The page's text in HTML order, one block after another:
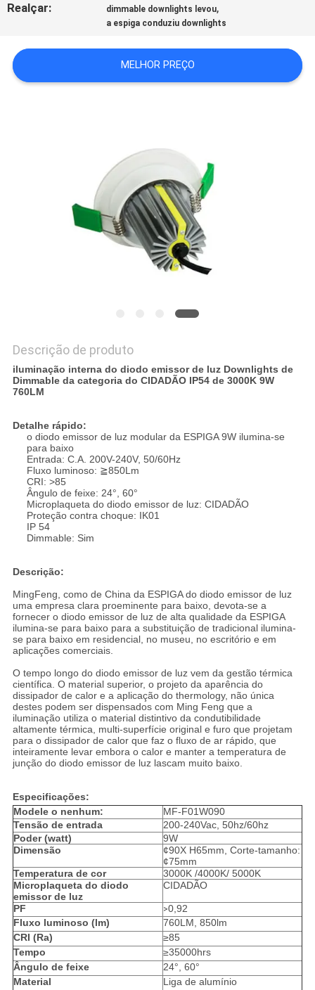
DO
SITE
Realçar: dimmable downlights levou,
a espiga conduziu downlights
MELHOR PREÇO
Descrição de produto
iluminação interna do diodo emissor de luz Downlights de
Dimmable da categoria do CIDADÃO IP54 de 3000K 9W
760LM
Detalhe rápido:
o diodo emissor de luz modular da ESPIGA 9W ilumina-se
para baixo
Entrada: C.A. 200V-240V, 50/60Hz
Fluxo luminoso: ≧850Lm
CRI: >85
Ângulo de feixe: 24°, 60°
Microplaqueta do diodo emissor de luz: CIDADÃO
Proteção contra choque: IK01
IP 54
Dimmable: Sim
Descrição:
MingFeng, como de China da ESPIGA do diodo emissor de luz
uma empresa clara proeminente para baixo, devota-se a
fornecer o diodo emissor de luz de alta qualidade da ESPIGA
ilumina-se para baixo para a substituição de tradicional ilumina-
se para baixo em residencial, no museu, no escritório e em
aplicações comerciais.
O tempo longo do diodo emissor de luz vem da gestão térmica
científica. O material superior, o projeto da aparência do
dissipador de calor e a aplicação do thermology, não única
destes podem ser dispensados com Ming Feng que a
iluminação utiliza o material distintivo da condutibilidade
altamente térmica, multi-superfície original e furo que projetam
para o dissipador de calor que faz o fluxo de ar rápido, que
inteiramente levar embora o calor e manter a temperatura de
junção do diodo emissor de luz lascam muito baixo.
Especificações:
Modele o nenhum:
MF-F01W090
Tensão de entrada
200-240Vac, 50hz/60hz
Poder (watt)
9W
Dimensão
¢90X H65mm, Corte-tamanho:
¢75mm
Temperatura de cor
3000K /4000K/ 5000K
Microplaqueta do diodo
emissor de luz
CIDADÃO
PF >0,92
Fluxo luminoso (lm)
760LM, 850lm
CRI (Ra)
≥85
Tempo
≥35000hrs
Ângulo de feixe
24°, 60°
Material
Liga de alumínio